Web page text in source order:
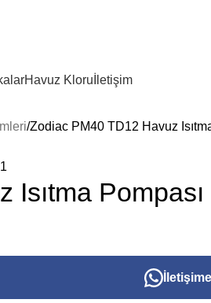
Havuz Kloru İletişim
Zodiac PM40 TD12 Havuz
Pompası